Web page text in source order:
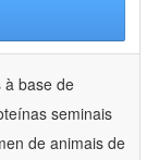
à base de
seminais
de animais de